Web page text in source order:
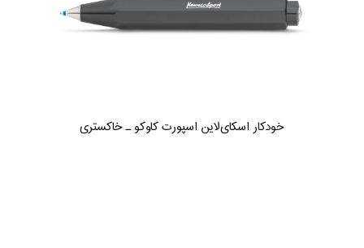
خودکار اسکای‌لاین اسپورت کاوکو ـ خاکستری